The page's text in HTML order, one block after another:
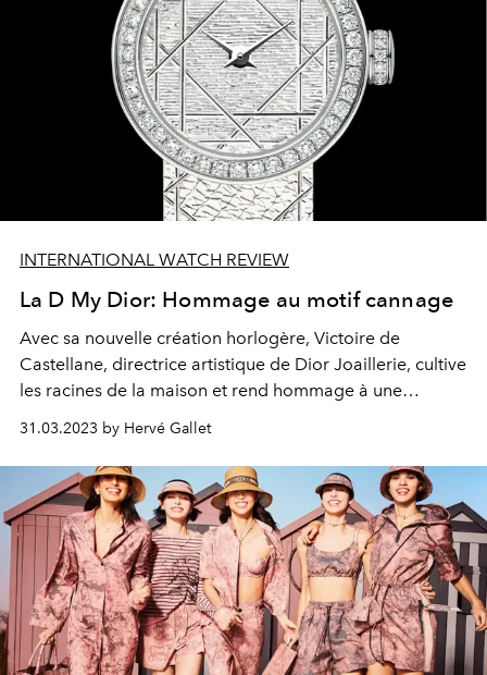
INTERNATIONAL WATCH REVIEW
La D My Dior: Hommage au motif cannage
Avec sa nouvelle création horlogère, Victoire de
Castellane, directrice artistique de Dior Joaillerie, cultive
les racines de la maison et rend hommage à une
ornementation qu’appréciait particulièrement Christian
Dior. Le 12 février 1947, lors de sa première
présentation de mode, au numéro 30 de l’avenue
Montaigne, toute l’assistance venue admirer ce défilé
inaugural prit place sur des chaises cannées de style
Napoléon III. ce motif particulier accompagne
aujourd’hui cette interprétation inédite de la montre la D
de Dior qui, sous ce visage raffiné, devient la D My Dior.
31.03.2023 by Hervé Gallet